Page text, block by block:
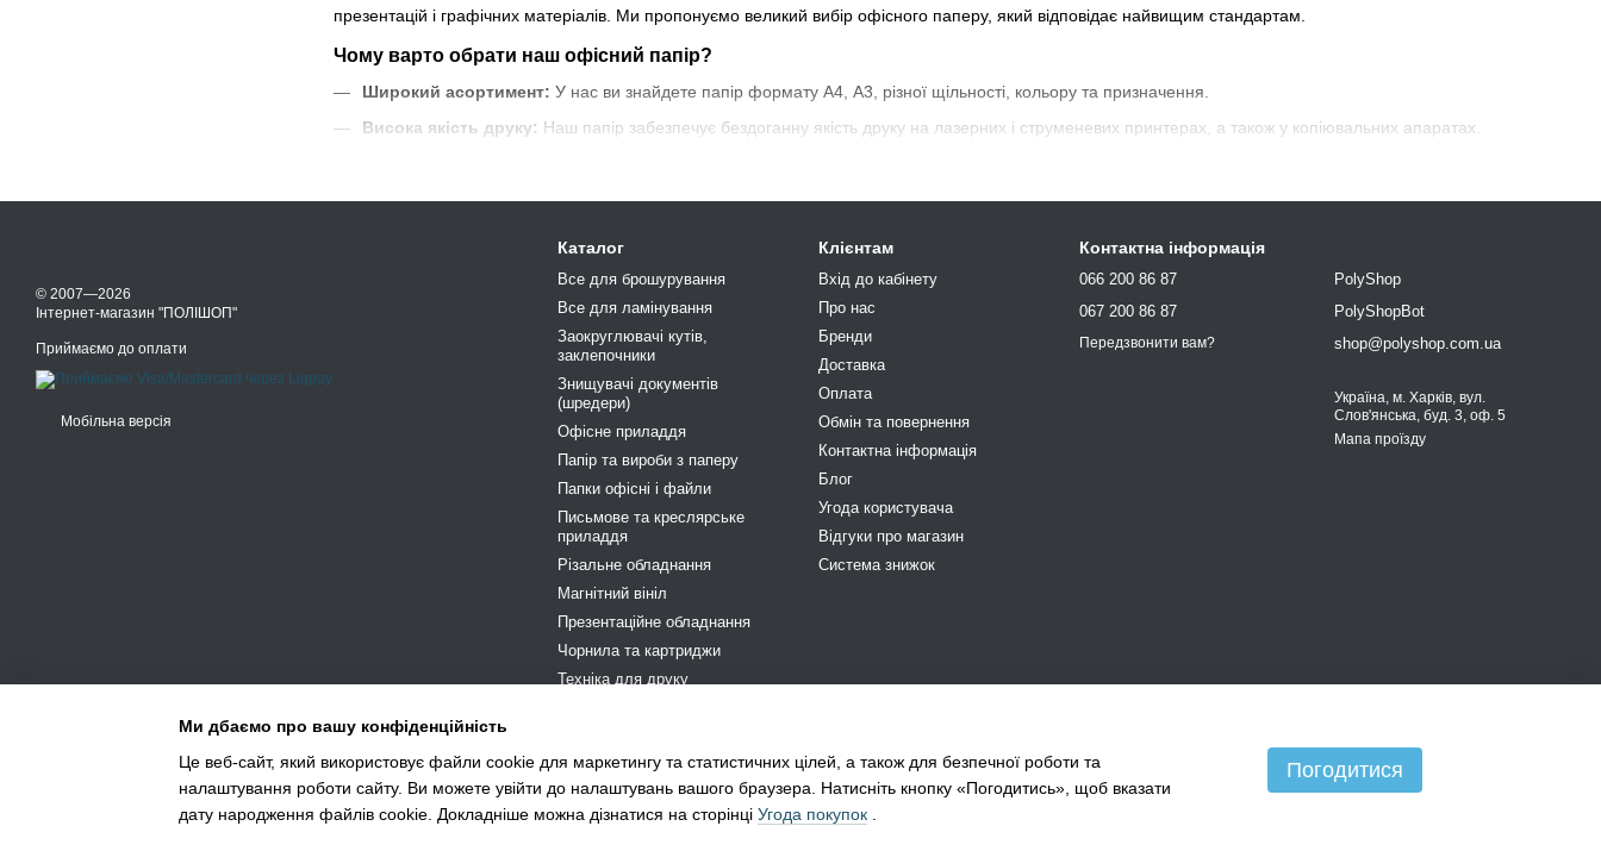
презентацій і графічних матеріалів. Ми пропонуємо великий вибір офісного паперу, який відповідає найвищим стандартам.
Чому варто обрати наш офісний папір?
Широкий асортимент: У нас ви знайдете папір формату А4, А3, різної щільності, кольору та призначення.
Висока якість друку: Наш папір забезпечує бездоганну якість друку на лазерних і струменевих принтерах, а також у копіювальних апаратах.
Доступні ціни:Конкурентні ціни дозволять вам зекономити, не жертвуючи якістю.
Стандартні характеристики офісного паперу:
Формат: A4 (210 × 297 мм) або A3 (297 × 420 мм).
Щільність: 80 г/м² – оптимальна для офісної техніки.
Колір: Білий – для чіткого друку тексту та графіки.
Товщина: Забезпечує відмінну прохідність через принтери та копіювальні апарати.
Сумісність: Для лазерних і струменевих принтерів, копіювальних машин.
Рівень яскравості: 90-95% – для контрастного друку.
Упаковка: 500 аркушів у пачці – зручно для тривалого використання.
Асортимент паперу для будь-яких потреб
Наш офісний папір підходить для:
Створення кольорових і чорно-білих документів.
Використання у щоденній роботі офісу.
Як вибрати офісний папір?
Під час вибору паперу важливо враховувати формат, щільність (зазвичай 80 г/м²), колір і тип принтера, який ви використовуєте. Якщо у вас виникнуть
запитання, наші фахівці допоможуть підібрати оптимальний варіант саме для ваших завдань.
© 2007—2026
Інтернет-магазин "ПОЛІШОП"
Приймаємо до оплати
Мобільна версія
Каталог
Все для брошурування
Все для ламінування
Заокруглювачі кутів,
заклепочники
Знищувачі документів
(шредери)
Офісне приладдя
Папір та вироби з паперу
Папки офісні і файли
Письмове та креслярське
приладдя
Різальне обладнання
Магнітний вініл
Презентаційне обладнання
Чорнила та картриджи
Техніка для друку
STOP COVID-19
Клієнтам
Вхід до кабінету
Про нас
Бренди
Доставка
Оплата
Обмін та повернення
Контактна інформація
Блог
Угода користувача
Відгуки про магазин
Система знижок
Контактна інформація
066 200 86 87
067 200 86 87
Передзвонити вам?
PolyShop
PolyShopBot
shop@polyshop.com.ua
Україна, м. Харків, вул.
Слов'янська, буд. 3, оф. 5
Мапа проїзду
Ми дбаємо про вашу конфіденційність
Це веб-сайт, який використовує файли cookie для маркетингу та статистичних цілей, а також для безпечної роботи та
налаштування роботи сайту. Ви можете увійти до налаштувань вашого браузера. Натисніть кнопку «Погодитись», щоб вказати
дату народження файлів cookie. Докладніше можна дізнатися на сторінці Угода покупок
Погодитися